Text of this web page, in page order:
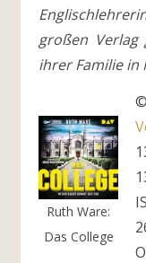
großen
ihrer Familie
Ruth Ware:
Das College
©